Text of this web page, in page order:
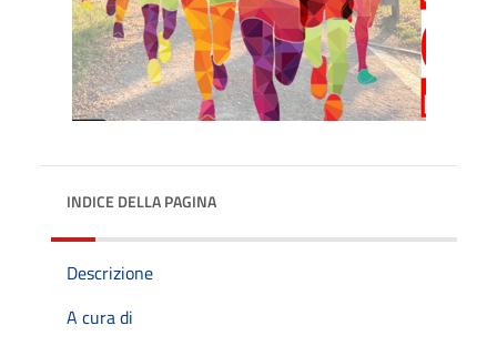
INDICE DELLA PAGINA
Descrizione
A cura di